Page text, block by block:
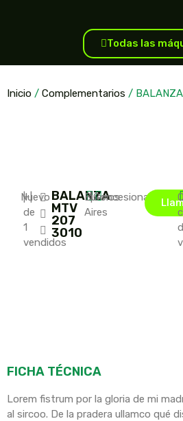
Todas las
Inicio / Complementarios /
Nuevo
|+
de
1
vendidos
|
BALANZA
MTV
207
3010
Buenos
Aires
|Concesionario
FICHA TÉCNICA
Lorem fistrum por la gloria de mi
al sircoo. De la pradera ullamco qué